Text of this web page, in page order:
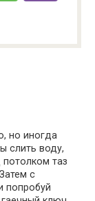
но иногда
слить воду,
потолком таз
с
попробуй